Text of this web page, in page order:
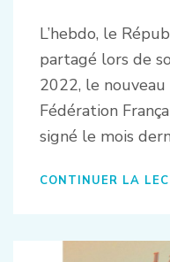
L’hebdo, le
partagé lors de
2022, le
Fédération
signé le mois
CONTINUER LA